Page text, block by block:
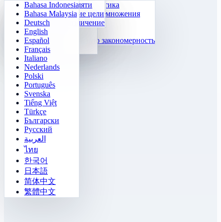
Ежедневная арифметика
Тренажёр таблицы умножения
Быстрый счёт 24
Функции
Заполни числовую закономерность
Судоку
Числовой Клоцки
2048
Тетрис
Сапёр
Гомоку
Выключи свет
Миссия в лабиринте
Сокобан Челлендж
Матрица памяти
Отслеживание цели
Быстрое различение
Bahasa Indonesia
Bahasa Malaysia
Deutsch
English
Español
Français
Italiano
Nederlands
Polski
Português
Svenska
Tiếng Việt
Türkçe
Български
Русский
العربية
ไทย
한국어
日本語
简体中文
繁體中文